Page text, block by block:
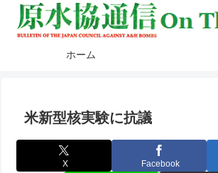
ホーム
米新型核実験に抗議
X Facebook